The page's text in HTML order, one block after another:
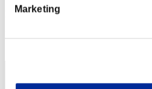
Marketing
Punteggio: -